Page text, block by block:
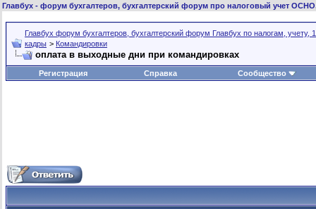
Главбух - форум бухгалтеров, бухгалтерский форум про налоговый учет
Главбух форум бухгалтеров, бухгалтерский форум Главбух по налогам, учету,
кадры > Командировки
оплата в выходные дни при командировках
Регистрация Справка Сообщество